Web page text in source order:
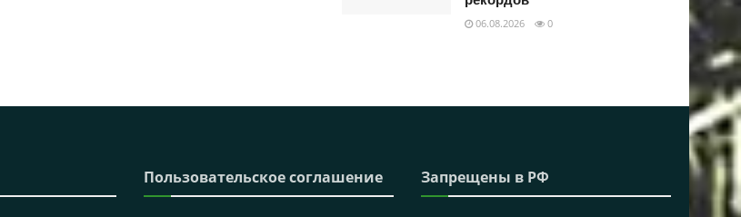
06.08.2026 0
Пользовательское соглашение Запрещены в РФ